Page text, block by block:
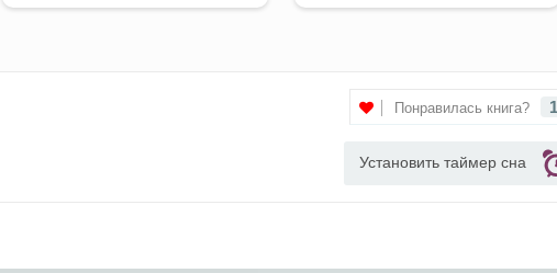
Понравилась книга?
Установить таймер сна